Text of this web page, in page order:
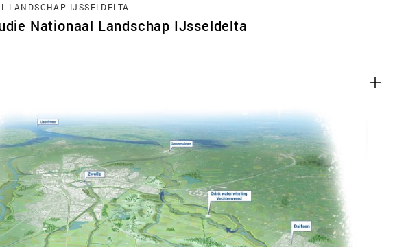
LANDSCHAP IJSSELDELTA
Nationaal Landschap IJsseldelta